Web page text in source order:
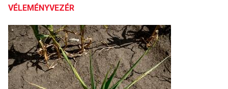
VÉLEMÉNYVEZÉR